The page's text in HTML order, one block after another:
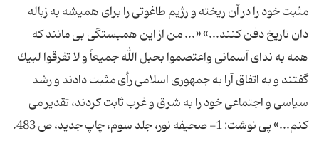
مثبت خود را در آن ریخته و رژیم طاغوتی را برای همیشه به زباله
دان تاریخ دفن كنند...» «... من از این همبستگی بی مانند كه
همه به ندای آسمانی واعتصموا بحبل الله جمیعاً و لا تفرقوا لبیك
گفتند و به اتفاق آرا به جمهوری اسلامی رأی مثبت دادند و رشد
سیاسی و اجتماعی خود را به شرق و غرب ثابت كردند، تقدیر می
كنم...» پی نوشت: 1- صحیفه نور، جلد سوم، چاپ جدید، ص 483.